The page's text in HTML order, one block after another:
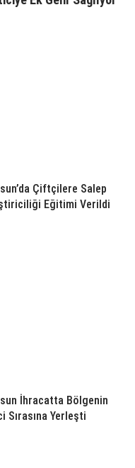
Çiftçilere Salep
Eğitimi Verildi
İhracatta Bölgenin
Sırasına Yerleşti